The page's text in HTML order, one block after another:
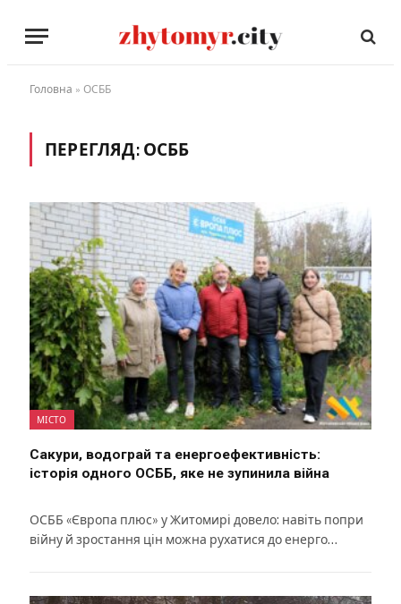
Головна » ОСББ
ПЕРЕГЛЯД: ОСББ
МІСТО
Сакури, водограй та енергоефективність:
історія одного ОСББ, яке не зупинила війна
ОСББ «Європа плюс» у Житомирі довело: навіть попри
війну й зростання цін можна рухатися до енерго…